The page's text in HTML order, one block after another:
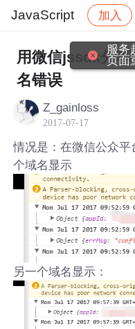
JavaScript 加入
社区 JavaScript
用微信jssdk分
名错误
Z_gainloss
2017-07-17
情况是：在微信公众
个域名显示
另一个域名显示：
服务
页面